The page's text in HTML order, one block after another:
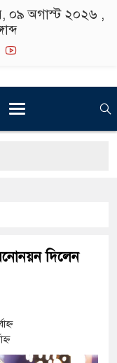
০৯ অগাস্ট ২০২৬ ,
মনোনয়ন দিলেন